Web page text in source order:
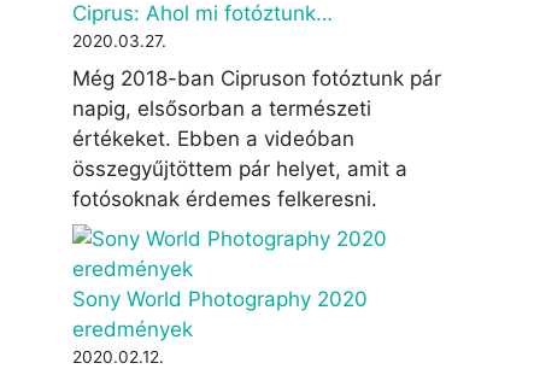
Ciprus: Ahol mi fotóztunk…
2020.03.27.
Még 2018-ban Cipruson fotóztunk pár
napig, elsősorban a természeti
értékeket. Ebben a videóban
összegyűjtöttem pár helyet, amit a
fotósoknak érdemes felkeresni.
Sony World Photography 2020
eredmények
2020.02.12.